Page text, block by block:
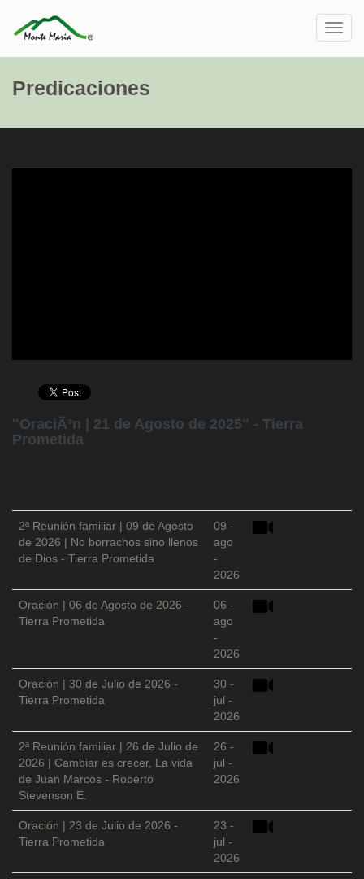
Predicaciones
"OraciÃ³n | 21 de Agosto de 2025" - Tierra
Prometida
2ª Reunión familiar | 09 de Agosto
de 2026 | No borrachos sino llenos
de Dios - Tierra Prometida
09 -
ago
-
2026
Oración | 06 de Agosto de 2026 -
Tierra Prometida
06 -
ago
-
2026
Oración | 30 de Julio de 2026 -
Tierra Prometida
30 -
jul -
2026
2ª Reunión familiar | 26 de Julio de
2026 | Cambiar es crecer, La vida
de Juan Marcos - Roberto
Stevenson E.
26 -
jul -
2026
Oración | 23 de Julio de 2026 -
Tierra Prometida
23 -
jul -
2026